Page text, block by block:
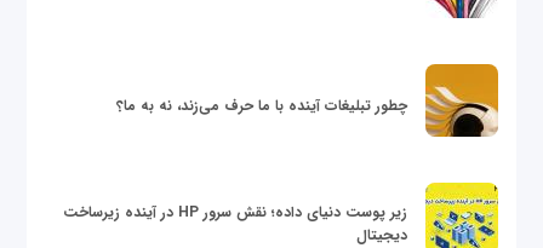
چطور تبلیغات آینده با ما حرف می‌زند، نه به ما؟
زیر پوست دنیای داده؛ نقش سرور HP در آینده زیرساخت
دیجیتال